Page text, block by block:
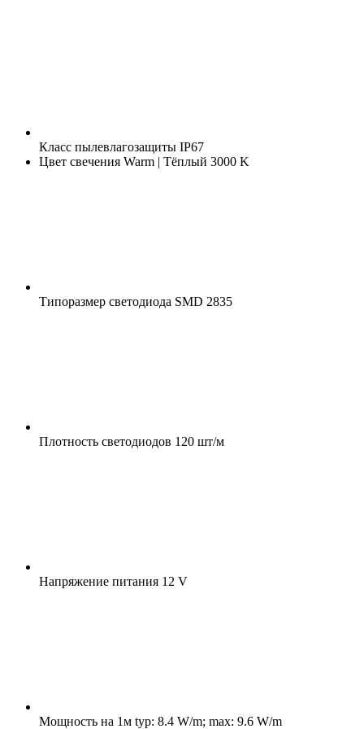
Класс пылевлагозащиты IP67
Цвет свечения Warm | Тёплый 3000 K
Типоразмер светодиода SMD 2835
Плотность светодиодов 120 шт/м
Напряжение питания 12 V
Мощность на 1м typ: 8.4 W/m; max: 9.6 W/m